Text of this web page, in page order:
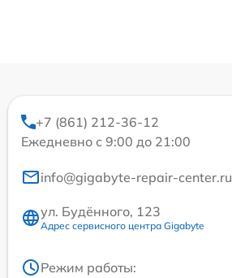
+7 (861) 212-36-12
Ежедневно с 9:00 до 21:00
info@gigabyte-repair-center.ru
ул. Будённого, 123
Адрес сервисного центра Gigabyte
Режим работы: